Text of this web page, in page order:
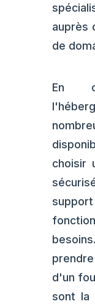
auprès
de
En
choisir
d'un
sont la